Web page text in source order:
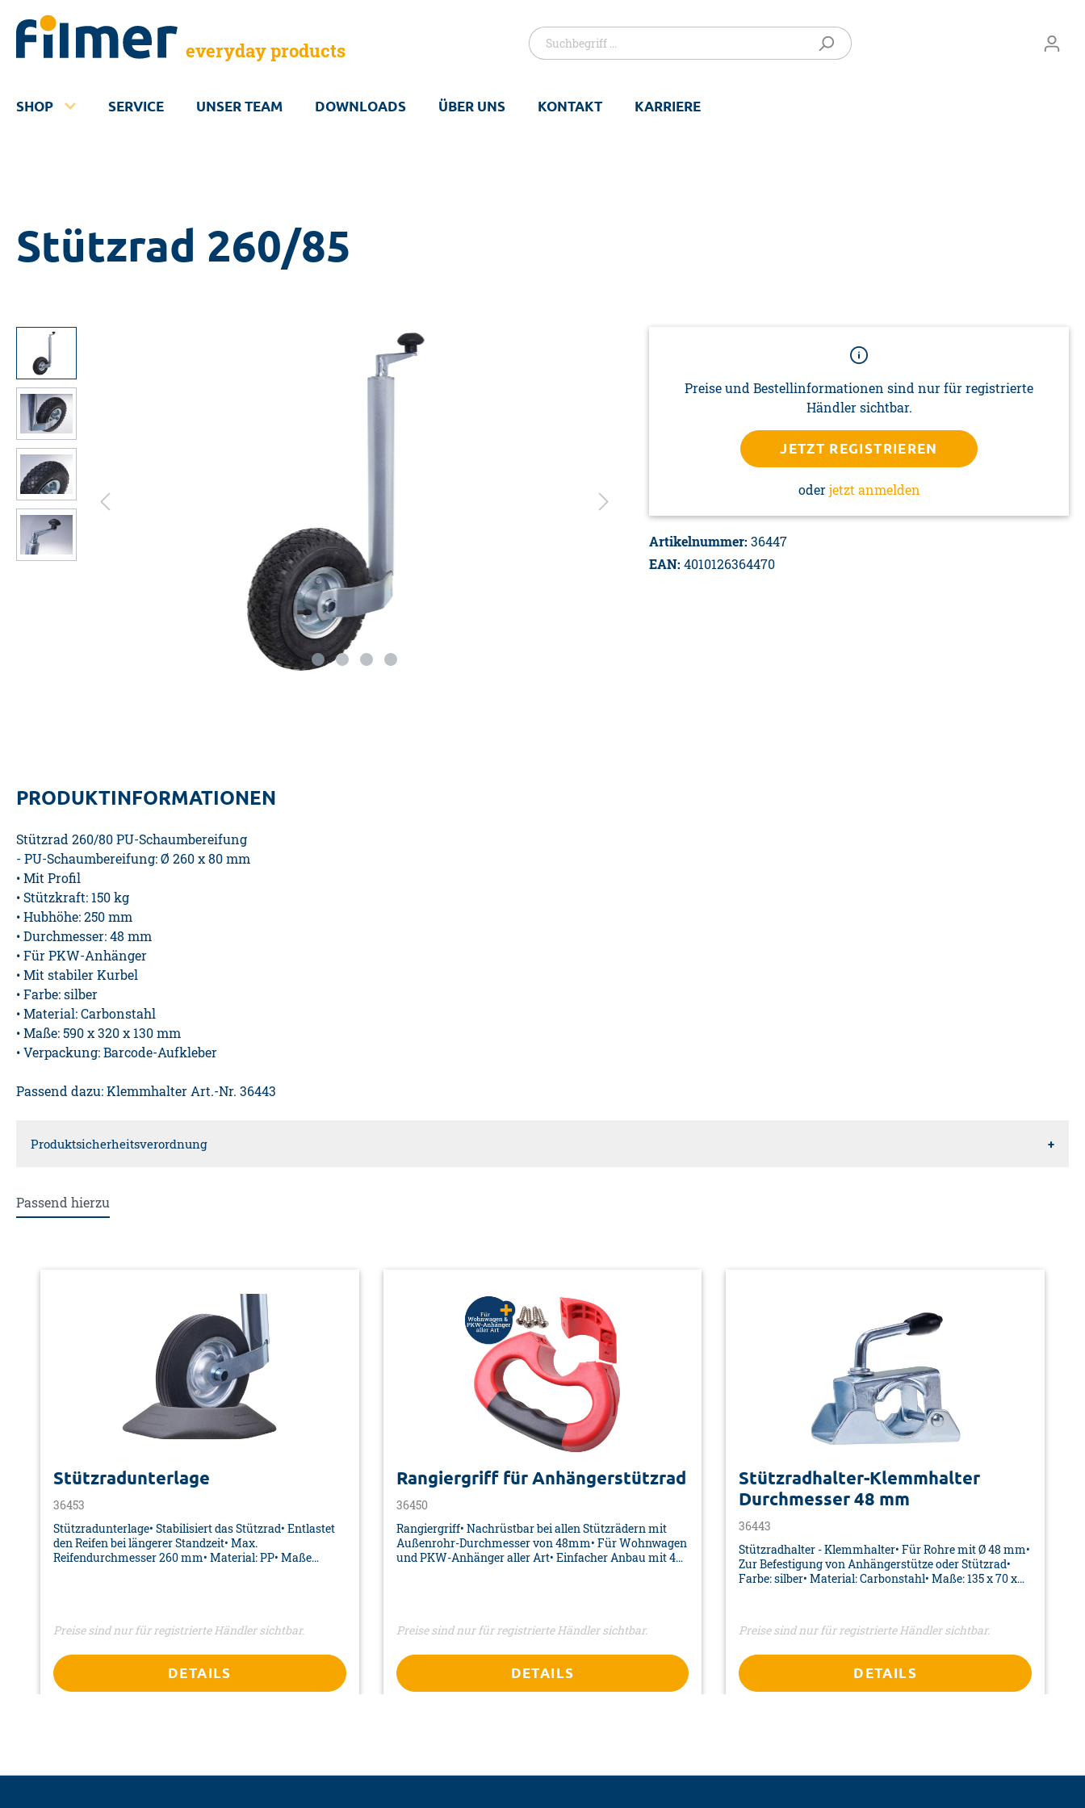
everyday products
SHOP SERVICE UNSER TEAM DOWNLOADS ÜBER UNS KONTAKT KARRIERE
Stützrad 260/85
Preise und Bestellinformationen sind nur für registrierte
Händler sichtbar.
JETZT REGISTRIEREN
oderjetzt anmelden
Artikelnummer: 36447
EAN: 4010126364470
PRODUKTINFORMATIONEN
Stützrad 260/80 PU-Schaumbereifung
- PU-Schaumbereifung: Ø 260 x 80 mm
• Mit Profil
• Stützkraft: 150 kg
• Hubhöhe: 250 mm
• Durchmesser: 48 mm
• Für PKW-Anhänger
• Mit stabiler Kurbel
• Farbe: silber
• Material: Carbonstahl
• Maße: 590 x 320 x 130 mm
• Verpackung: Barcode-Aufkleber
Passend dazu: Klemmhalter Art.-Nr. 36443
Produktsicherheitsverordnung
Verantwortliche Person für die EU
Jeringhaver Gast 5
WARNUNG! LEBENS- UND UNFALLGEFAHR FÜR KLEINKINDER UND KINDER!
Lassen Sie Kinder niemals unbeaufsichtigt mit dem Verpackungsmaterial, denn es besteht Erstickungsgefahr durch das Verschlucken von Verpackungsteilen. Halten
können erhebliche Gefahren für den Benutzer entstehen. Lassen Sie Reparaturen nur von Fachkräften durchführen.
Passend hierzu
Stützradunterlage
36453
Stützradunterlage• Stabilisiert das Stützrad• Entlastet
den Reifen bei längerer Standzeit• Max.
Reifendurchmesser 260 mm• Material: PP• Maße
Preise sind nur für registrierte Händler sichtbar.
DETAILS
Rangiergriff für Anhängerstützrad
36450
Rangiergriff• Nachrüstbar bei allen Stützrädern mit
Außenrohr-Durchmesser von 48mm• Für Wohnwagen
und PKW-Anhänger aller Art• Einfacher Anbau mit 4
Preise sind nur für registrierte Händler sichtbar.
DETAILS
Stützradhalter-Klemmhalter
Durchmesser 48 mm
36443
Stützradhalter - Klemmhalter• Für Rohre mit Ø 48 mm•
Zur Befestigung von Anhängerstütze oder Stützrad•
Farbe: silber• Material: Carbonstahl• Maße: 135 x 70 x
Preise sind nur für registrierte Händler sichtbar.
DETAILS